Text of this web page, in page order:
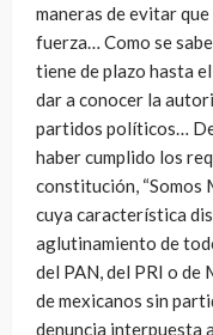
maneras de evitar
fuerza… Como se
tiene de plazo hasta
dar a conocer la
partidos políticos…
haber cumplido los
constitución, “Somos
cuya característica
aglutinamiento de
del PAN, del PRI o de
de mexicanos sin
denuncia interpuesta